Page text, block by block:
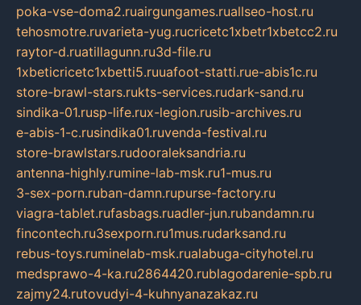
poka-vse-doma2.ruairgungames.ruallseo-host.ru
tehosmotre.ruvarieta-yug.rucricetc1xbetr1xbetcc2.ru
raytor-d.ruatillagunn.ru3d-file.ru
1xbeticricetc1xbetti5.ruuafoot-statti.rue-abis1c.ru
store-brawl-stars.rukts-services.rudark-sand.ru
sindika-01.rusp-life.rux-legion.rusib-archives.ru
e-abis-1-c.rusindika01.ruvenda-festival.ru
store-brawlstars.rudooraleksandria.ru
antenna-highly.rumine-lab-msk.ru1-mus.ru
3-sex-porn.ruban-damn.rupurse-factory.ru
viagra-tablet.rufasbags.ruadler-jun.rubandamn.ru
fincontech.ru3sexporn.ru1mus.rudarksand.ru
rebus-toys.ruminelab-msk.rualabuga-cityhotel.ru
medsprawo-4-ka.ru2864420.rublagodarenie-spb.ru
zajmy24.rutovudyi-4-kuhnyanazakaz.ru